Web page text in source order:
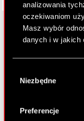
analizowania
oczekiwaniom
Masz wybór
danych i w jakich
lokalizacji
analizując
zgody
Niezbędne
Preferencje
Inwestorzy